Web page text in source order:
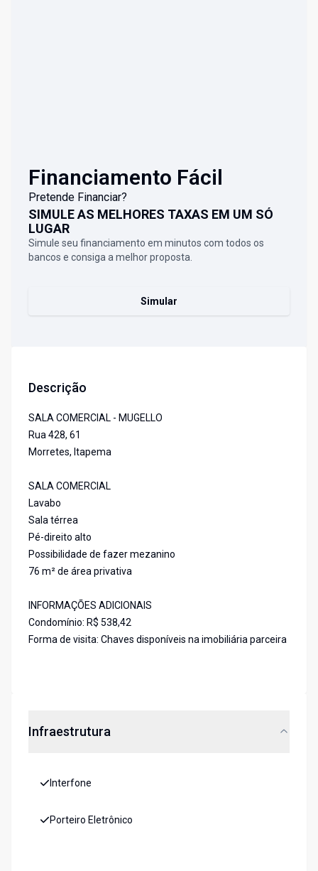
Financiamento Fácil
Pretende Financiar?
SIMULE AS MELHORES TAXAS EM UM SÓ
LUGAR
Simule seu financiamento em minutos com todos os
bancos e consiga a melhor proposta.
Simular
Descrição
SALA COMERCIAL - MUGELLO
Rua 428, 61
Morretes, Itapema
SALA COMERCIAL
Lavabo
Sala térrea
Pé-direito alto
Possibilidade de fazer mezanino
76 m² de área privativa
INFORMAÇÕES ADICIONAIS
Condomínio: R$ 538,42
Forma de visita: Chaves disponíveis na imobiliária parceira
Infraestrutura
Interfone
Porteiro Eletrônico